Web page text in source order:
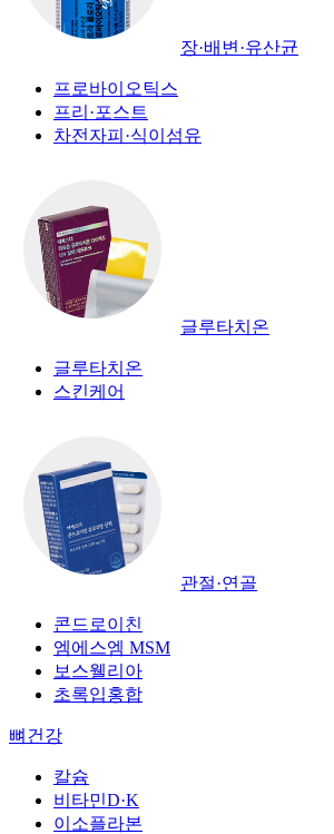
장·배변·유산균
프로바이오틱스
프리·포스트
차전자피·식이섬유
글루타치온
글루타치온
스킨케어
관절·연골
콘드로이친
엠에스엠 MSM
보스웰리아
초록입홍합
뼈건강
칼슘
비타민D·K
이소플라본